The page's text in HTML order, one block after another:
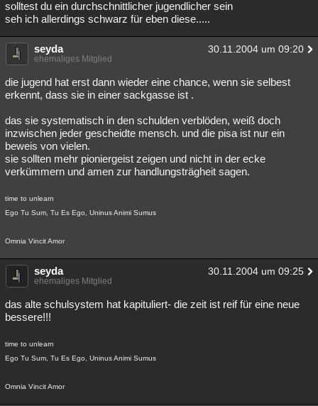
solltest du ein durchschnittlicher jugendlicher sein
seh ich allerdings schwarz für eben diese.....
seyda 30.11.2004 um 09:20
ehemaliges Mitglied
die jugend hat erst dann wieder eine chance, wenn sie selbest
erkennt, dass sie in einer sackgasse ist .
das sie systematisch in den schulden verblöden, weiß doch
inzwischen jeder gescheidte mensch. und die pisa ist nur ein
beweis von vielen.
sie sollten mehr pioniergeist zeigen und nicht in der ecke
verkümmern und amen zur handlungsträgheit sagen.
time to unlearn
Ego Tu Sum, Tu Es Ego, Uninus Animi Sumus
Omnia Vincit Amor
seyda 30.11.2004 um 09:25
ehemaliges Mitglied
das alte schulsystem hat kapituliert- die zeit ist reif für eine neue
bessere!!!
time to unlearn
Ego Tu Sum, Tu Es Ego, Uninus Animi Sumus
Omnia Vincit Amor